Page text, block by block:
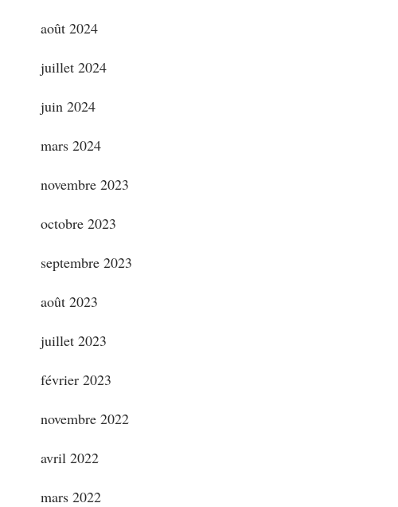
août 2024
juillet 2024
juin 2024
mars 2024
novembre 2023
octobre 2023
septembre 2023
août 2023
juillet 2023
février 2023
novembre 2022
avril 2022
mars 2022